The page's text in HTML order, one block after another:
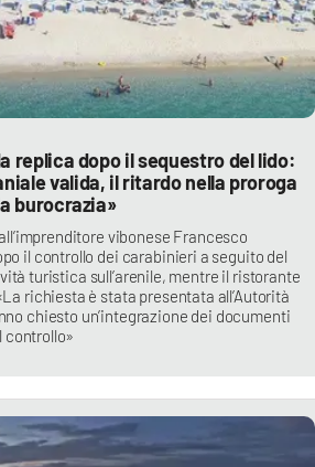
replica dopo il sequestro del lido:
valida, il ritardo nella proroga
burocrazia»
vibonese Francesco
il controllo dei carabinieri a seguito del
turistica sull’arenile, mentre il ristorante
richiesta è stata presentata all’Autorità
chiesto un’integrazione dei documenti
controllo»